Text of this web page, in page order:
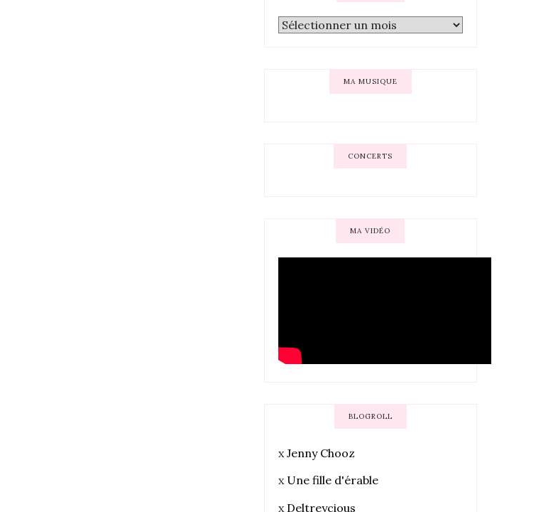
MA MUSIQUE
CONCERTS
MA VIDÉO
BLOGROLL
x Jenny Chooz
x Une fille d'érable
x Deltreycious